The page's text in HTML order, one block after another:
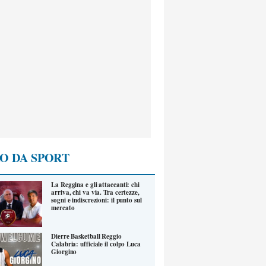
DA SPORT
La Reggina e gli attaccanti: chi
arriva, chi va via. Tra certezze,
sogni e indiscrezioni: il punto sul
mercato
Dierre Basketball Reggio
Calabria: ufficiale il colpo Luca
Giorgino